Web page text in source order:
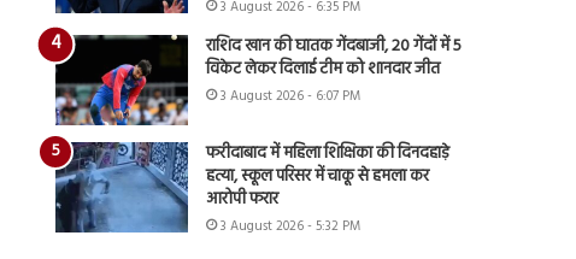
3 August 2026 - 6:35 PM
राशिद खान की घातक गेंदबाजी, 20 गेंदों में 5
विकेट लेकर दिलाई टीम को शानदार जीत
3 August 2026 - 6:07 PM
फरीदाबाद में महिला शिक्षिका की दिनदहाड़े
हत्या, स्कूल परिसर में चाकू से हमला कर
आरोपी फरार
3 August 2026 - 5:32 PM